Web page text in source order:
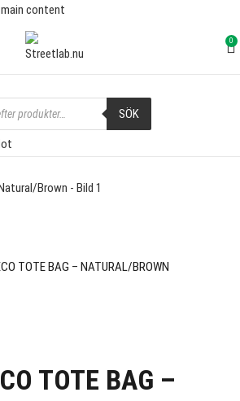
content
ÖVER 1000 SEK
0
SÖK
TOTE BAG – NATURAL/BROWN
TOTE BAG –